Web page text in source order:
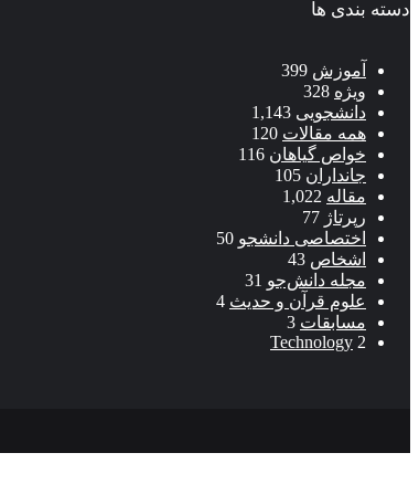
دسته بندی ها
آموزش 399
ویژه 328
دانشجویی 1,143
همه مقالات 120
خواص گیاهان 116
جانداران 105
مقاله 1,022
رپرتاژ 77
اختصاصی دانشجو 50
اشخاص 43
مجله دانش‌جو 31
علوم قرآن و حدیث 4
مسابقات 3
Technology 2